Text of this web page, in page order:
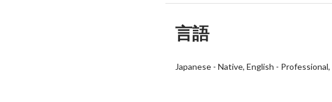
言語
Japanese- Native English - Professional